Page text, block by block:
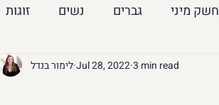
זוגות נשים גברים חשק מיני
לימור בנדלJul 28, 20223 min read